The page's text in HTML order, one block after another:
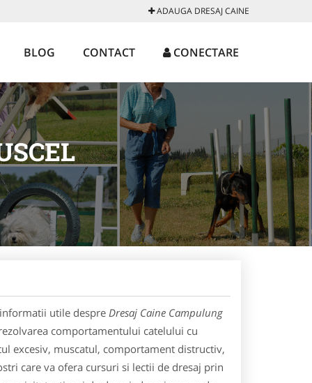
ADAUGA DRESAJ CAINE
BLOG CONTACT CONECTARE
utile despre Dresaj Caine Campulung
comportamentului catelului cu
excesiv, muscatul, comportament distructiv,
care va ofera cursuri si lectii de dresaj prin